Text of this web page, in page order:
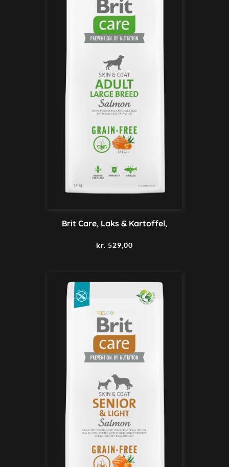
Brit Care, Laks & Kartoffel,
kr. 529,00